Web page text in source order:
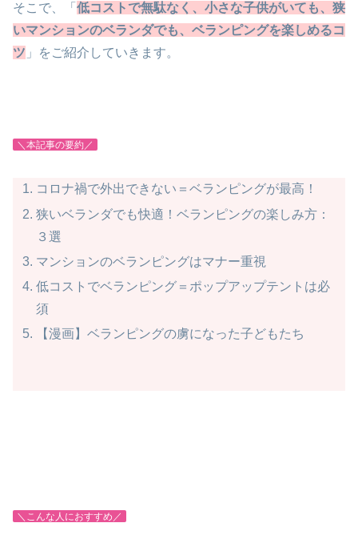
そこで、「 低コストで無駄なく、小さな子供がいても、狭
いマンションのベランダでも、ベランピングを楽しめるコ
ツ 」をご紹介していきます。
＼本記事の要約／
コロナ禍で外出できない＝ベランピングが最高！
狭いベランダでも快適！ベランピングの楽しみ方：
３選
マンションのベランピングはマナー重視
低コストでベランピング＝ポップアップテントは必
須
【漫画】ベランピングの虜になった子どもたち
＼こんな人におすすめ／